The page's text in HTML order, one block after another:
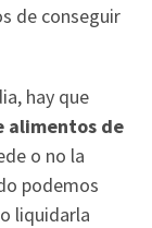
de conseguir
hay que
alimentos de
o no la
podemos
liquidarla